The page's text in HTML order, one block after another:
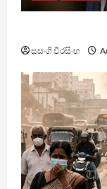
සසංගි වීරසිංහ